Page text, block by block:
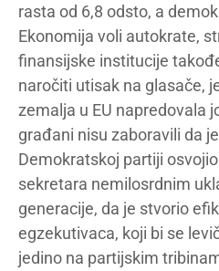
rasta od 6,8 odsto, a
Ekonomija voli autokrate,
finansijske institucije
naročiti utisak na glasače,
zemalja u EU napredovala
građani nisu zaboravili da
Demokratskoj partiji
sekretara nemilosrdnim
generacije, da je stvorio
egzekutivaca, koji bi se
jedino na partijskim